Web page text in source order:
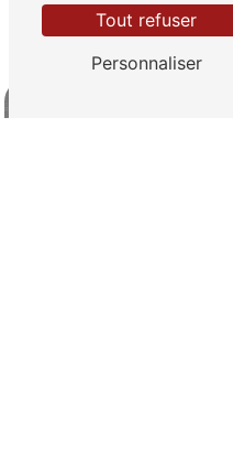
En savoir plus
Tout refuser
Personnaliser